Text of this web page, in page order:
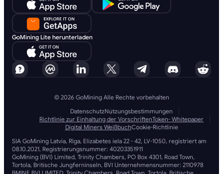
GoMining Lite herunterladen
© 2026 GoMining Alle Rechte vorbehalten
DatenschutzNutzungsbestimmungen
Richtlinie zur Einhaltung der VorschriftenToken- Whitepaper
Digital Miners WeißbuchCookie-Richtlinie
SIA GoMining Latvia, Rīga, Elizabetes iela 22 - 42, LV-1050, registriert am
08.10.2021, Registrierungsnummer: 40203351911
GoMining (BVI) Limited, Trinity Chambers, PO Box 4301, Road Town,
Tortola, Britische Jungferninseln, BVI Unternehmensnummer: 2110978